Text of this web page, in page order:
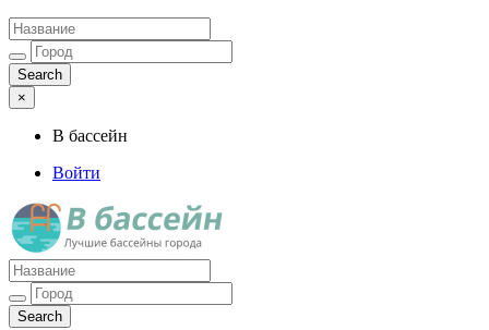
×
В бассейн
Войти
Лучшие бассейны города